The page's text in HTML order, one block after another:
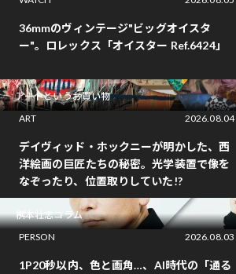
36mmのヴィンテージ"ビッグオイスタ
ー"。ロレックス「オイスター Ref.6424」
アートというお買い物
ART
2026.08.04
デイヴィッド・ホックニーが明かした、西
洋絵画の巨匠たちの秘密。光学装置で像を
なぞったり、位置取りしていた!?
桝本壮志コラム
PERSON
2026.08.03
1P20秒以内、色と画角…、AI時代の「通る